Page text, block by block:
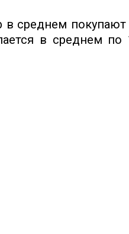
среднем
в среднем